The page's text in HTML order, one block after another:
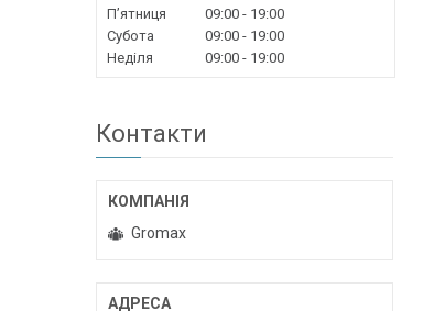
Пʼятниця
09:00
19:00
Субота
09:00
19:00
Неділя
09:00 19:00
Контакти
Gromax